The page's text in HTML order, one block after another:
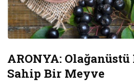
ARONYA:
Sahip Bir Meyve